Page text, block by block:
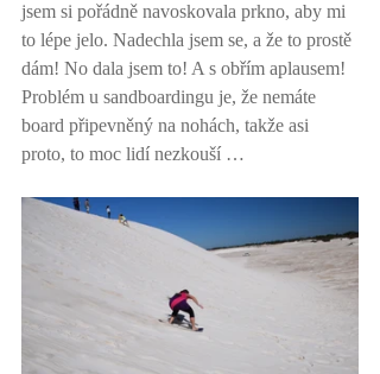
jsem si pořádně navoskovala prkno, aby mi
to lépe jelo. Nadechla jsem se, a že to prostě
dám! No dala jsem to! A s obřím aplausem!
Problém u sandboardingu je, že nemáte
board připevněný na nohách, takže asi
proto, to moc lidí nezkouší …